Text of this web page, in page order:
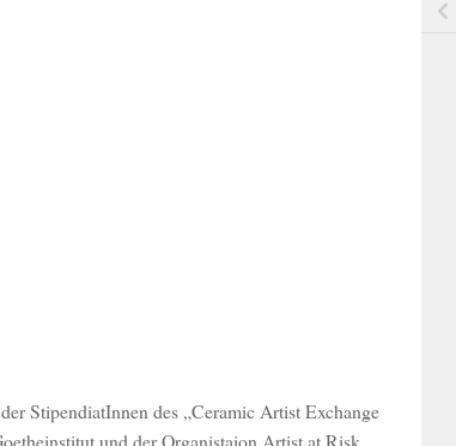
StipendiatInnen des „Ceramic Artist Exchange
und der Organistaion Artist at Risk